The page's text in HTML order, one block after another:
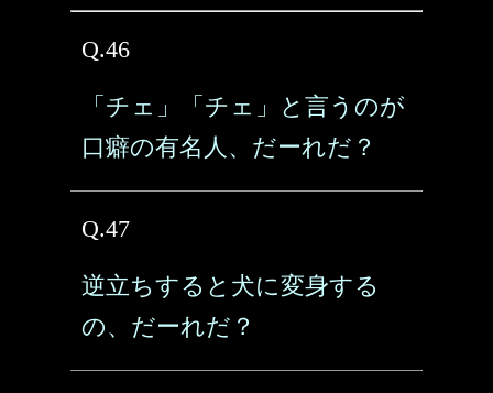
Q.46
「チェ」「チェ」と言うのが
口癖の有名人、だーれだ？
Q.47
逆立ちすると犬に変身する
の、だーれだ？